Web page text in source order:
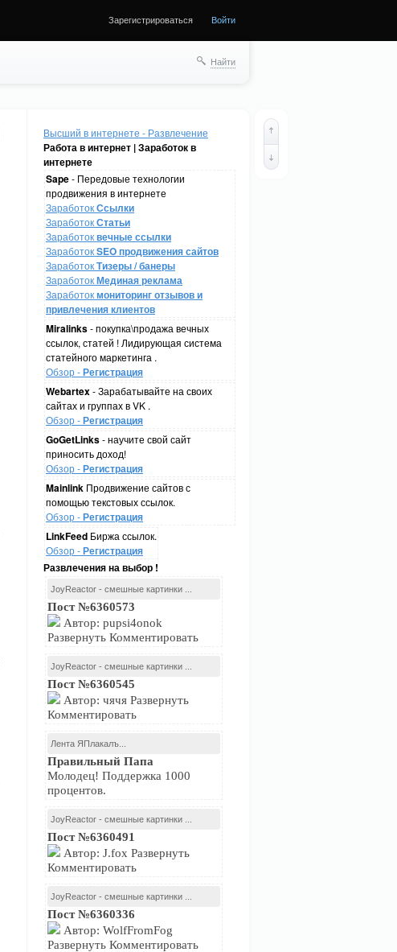
Зарегистрироваться Войти
Найти
Высший в интернете - Развлечение
Работа в интернет | Заработок в
интернете
Sape- Передовые технологии
продвижения в интернете
ЗаработокСсылки
ЗаработокСтатьи
Заработоквечные ссылки
ЗаработокSEO продвижения сайтов
ЗаработокТизеры / банеры
ЗаработокМединая реклама
Заработокмониторинг отзывов и
привлечения клиентов
Miralinks- покупка\продажа вечных
ссылок, статей ! Лидирующая система
статейного маркетинга .
Обзор -Регистрация
Webartex- Зарабатывайте на своих
сайтах и группах в VK .
Обзор -Регистрация
GoGetLinks- научите свой сайт
приносить доход!
Обзор -Регистрация
Mainlink Продвижение сайтов с
помощью текстовых ссылок.
Обзор -Регистрация
LinkFeed Биржа ссылок.
Обзор -Регистрация
Развлечения на выбор !
JoyReactor - смешные картинки ...
Пост №6360573
Автор: pupsi4onok
Развернуть Комментировать
JoyReactor - смешные картинки ...
Пост №6360545
Автор: чячя Развернуть
Комментировать
Лента ЯПлакалъ...
Правильный Папа
Молодец! Поддержка 1000
процентов.
JoyReactor - смешные картинки ...
Пост №6360491
Автор: J.fox Развернуть
Комментировать
JoyReactor - смешные картинки ...
Пост №6360336
Автор: WolfFromFog
Развернуть Комментировать